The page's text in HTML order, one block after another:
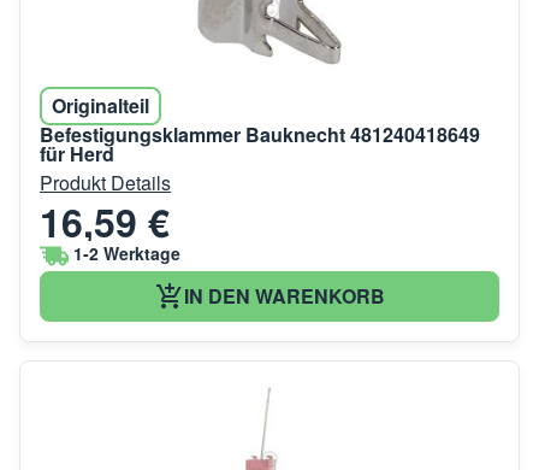
Originalteil
Befestigungsklammer Bauknecht 481240418649
für Herd
Produkt Details
16,59 €
1-2 Werktage
IN DEN WARENKORB